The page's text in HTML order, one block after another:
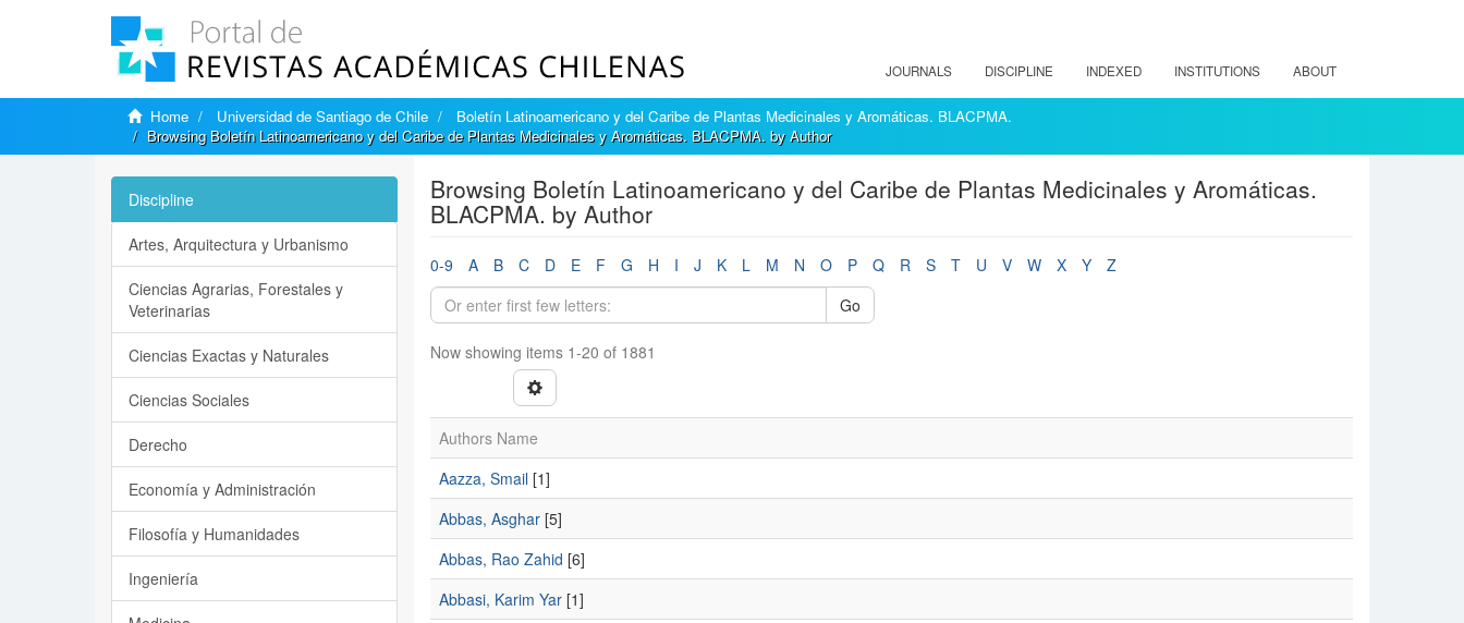
JOURNALS DISCIPLINE INDEXED INSTITUTIONS ABOUT
Home Universidad de Santiago de Chile
Boletín Latinoamericano y del Caribe de Plantas Medicinales y Aromáticas. BLACPMA.
Browsing Boletín Latinoamericano y del Caribe de Plantas Medicinales y Aromáticas. BLACPMA. by Author
Browsing Boletín Latinoamericano y del Caribe de Plantas Medicinales y Aromáticas.
BLACPMA. by Author
0-9 A B C D E F G H I J K L M N O P Q R S T U V W X Y
Z
Go
Now showing items 1-20 of 1881
Authors Name
Aazza, Smail[1]
Abbas, Asghar[5]
Abbas, Rao Zahid [6]
Abbasi, Karim Yar[1]
Discipline
Artes, Arquitectura y Urbanismo
Ciencias Agrarias, Forestales y
Veterinarias
Ciencias Exactas y Naturales
Ciencias Sociales
Derecho
Economía y Administración
Filosofía y Humanidades
Ingeniería